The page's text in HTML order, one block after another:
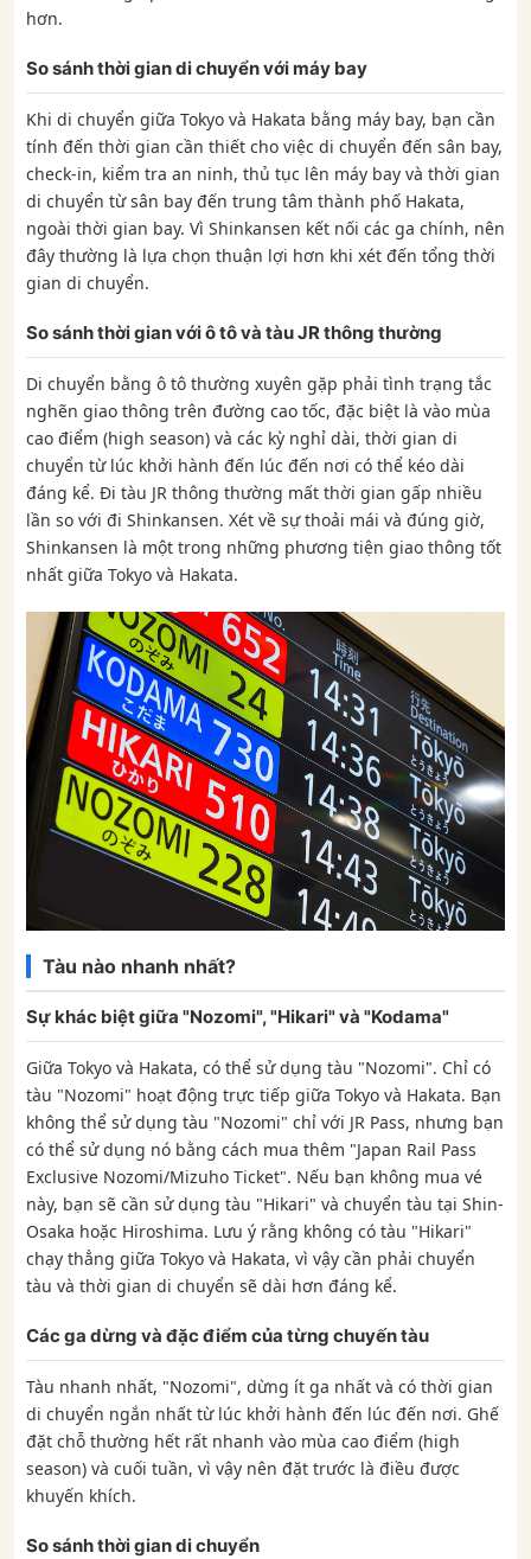
hơn.
So sánh thời gian di chuyển với máy bay
Khi di chuyển giữa Tokyo và Hakata bằng máy bay, bạn cần
tính đến thời gian cần thiết cho việc di chuyển đến sân bay,
check-in, kiểm tra an ninh, thủ tục lên máy bay và thời gian
di chuyển từ sân bay đến trung tâm thành phố Hakata,
ngoài thời gian bay. Vì Shinkansen kết nối các ga chính, nên
đây thường là lựa chọn thuận lợi hơn khi xét đến tổng thời
gian di chuyển.
So sánh thời gian với ô tô và tàu JR thông thường
Di chuyển bằng ô tô thường xuyên gặp phải tình trạng tắc
nghẽn giao thông trên đường cao tốc, đặc biệt là vào mùa
cao điểm (high season) và các kỳ nghỉ dài, thời gian di
chuyển từ lúc khởi hành đến lúc đến nơi có thể kéo dài
đáng kể. Đi tàu JR thông thường mất thời gian gấp nhiều
lần so với đi Shinkansen. Xét về sự thoải mái và đúng giờ,
Shinkansen là một trong những phương tiện giao thông tốt
nhất giữa Tokyo và Hakata.
Tàu nào nhanh nhất?
Sự khác biệt giữa "Nozomi", "Hikari" và "Kodama"
Giữa Tokyo và Hakata, có thể sử dụng tàu "Nozomi". Chỉ có
tàu "Nozomi" hoạt động trực tiếp giữa Tokyo và Hakata. Bạn
không thể sử dụng tàu "Nozomi" chỉ với JR Pass, nhưng bạn
có thể sử dụng nó bằng cách mua thêm "Japan Rail Pass
Exclusive Nozomi/Mizuho Ticket". Nếu bạn không mua vé
này, bạn sẽ cần sử dụng tàu "Hikari" và chuyển tàu tại Shin-
Osaka hoặc Hiroshima. Lưu ý rằng không có tàu "Hikari"
chạy thẳng giữa Tokyo và Hakata, vì vậy cần phải chuyển
tàu và thời gian di chuyển sẽ dài hơn đáng kể.
Các ga dừng và đặc điểm của từng chuyến tàu
Tàu nhanh nhất, "Nozomi", dừng ít ga nhất và có thời gian
di chuyển ngắn nhất từ ​​lúc khởi hành đến lúc đến nơi. Ghế
đặt chỗ thường hết rất nhanh vào mùa cao điểm (high
season) và cuối tuần, vì vậy nên đặt trước là điều được
khuyến khích.
So sánh thời gian di chuyển